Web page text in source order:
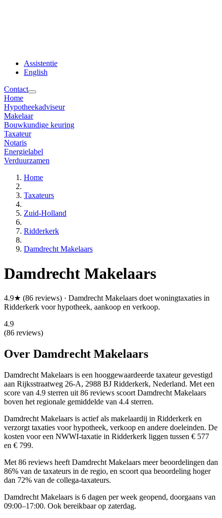
Assistentie
English
Contact
Home
Hypotheekadviseur
Makelaar
Bouwkundige keuring
Taxateur
Notaris
Energielabel
Verduurzamen
Home
Taxateurs
Zuid-Holland
Ridderkerk
Damdrecht Makelaars
Damdrecht Makelaars
4.9★ (86 reviews) · Damdrecht Makelaars doet woningtaxaties in
Ridderkerk voor hypotheek, aankoop en verkoop.
4.9
(86 reviews)
Over Damdrecht Makelaars
Damdrecht Makelaars is een hooggewaardeerde taxateur gevestigd
aan Rijksstraatweg 26-A, 2988 BJ Ridderkerk, Nederland. Met een
score van 4.9 sterren uit 86 reviews scoort Damdrecht Makelaars
boven het regionale gemiddelde van 4.4 sterren.
Damdrecht Makelaars is actief als makelaardij in Ridderkerk en
verzorgt taxaties voor hypotheek, verkoop en andere doeleinden. De
kosten voor een NWWI-taxatie in Ridderkerk liggen tussen € 577
en € 799.
Met 86 reviews heeft Damdrecht Makelaars meer beoordelingen dan
86% van de taxateurs in de regio, en scoort qua beoordeling hoger
dan 72% van de collega-taxateurs.
Damdrecht Makelaars is 6 dagen per week geopend, doorgaans van
09:00–17:00. Ook bereikbaar op zaterdag.